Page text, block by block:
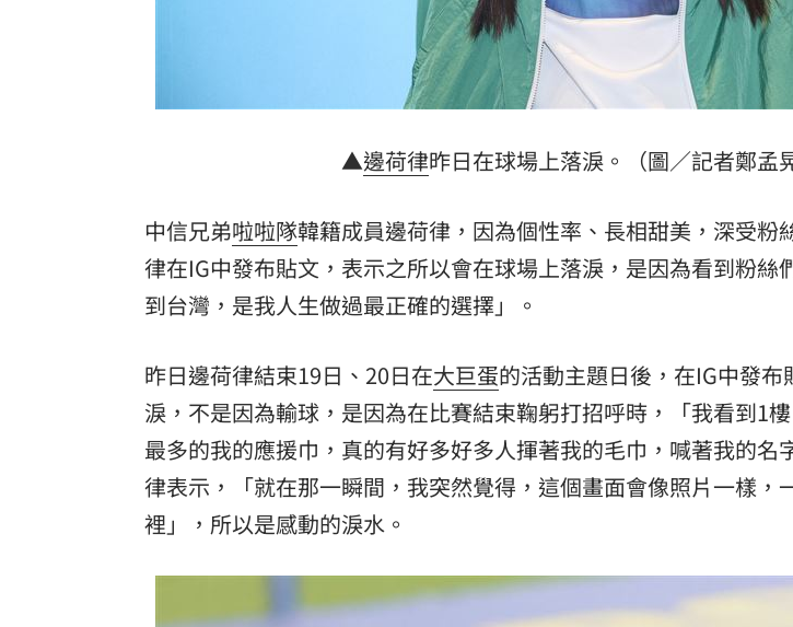
18:00
市場到酒場料理！可果美蕃茄醬創無限可能 12:00
父親節送會拉筋的按摩椅 爸爸「筋歡喜」 18:00
油品食安事件引關注 挑選保健食品要注意 13:00
罕病博士彭士齊 輪椅上的生命覺醒！
酷澎「爸氣父親節」國際官方品牌齊聚 11:00
▲邊荷律昨日在球場上落淚。（圖／記者鄭孟
中信兄弟啦啦隊韓籍成員邊荷律，因為個性率、長相甜美，深受粉
律在IG中發布貼文，表示之所以會在球場上落淚，是因為看到粉絲
到台灣，是我人生做過最正確的選擇」。
昨日邊荷律結束19日、20日在大巨蛋的活動主題日後，在IG中發
淚，不是因為輸球，是因為在比賽結束鞠躬打招呼時，「我看到1
最多的我的應援巾，真的有好多好多人揮著我的毛巾，喊著我的名
律表示，「就在那一瞬間，我突然覺得，這個畫面會像照片一樣，
裡」，所以是感動的淚水。